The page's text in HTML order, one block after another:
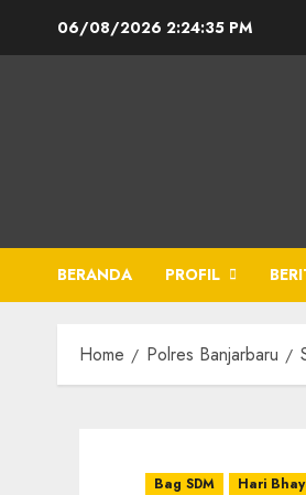
06/08/2026 2:24:36 PM
BERANDA PROFIL
Home Polres Banjarbaru
Bag SDM Hari